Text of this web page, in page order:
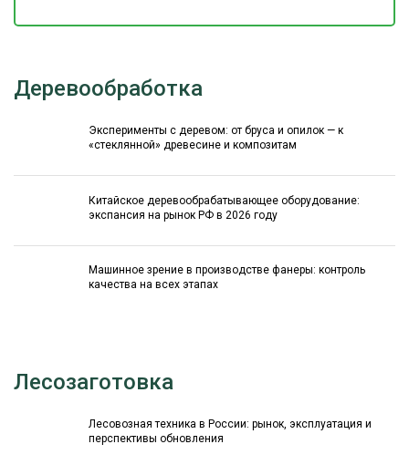
Деревообработка
Эксперименты с деревом: от бруса и опилок — к
«стеклянной» древесине и композитам
Китайское деревообрабатывающее оборудование:
экспансия на рынок РФ в 2026 году
Машинное зрение в производстве фанеры: контроль
качества на всех этапах
Лесозаготовка
Лесовозная техника в России: рынок, эксплуатация и
перспективы обновления